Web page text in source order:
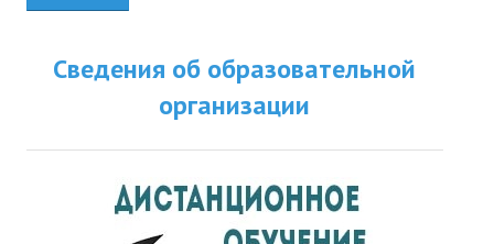
Сведения об образовательной
организации